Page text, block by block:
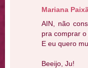
Mariana
AIN, não
pra comprar
E eu quero
Beeijo, Ju!